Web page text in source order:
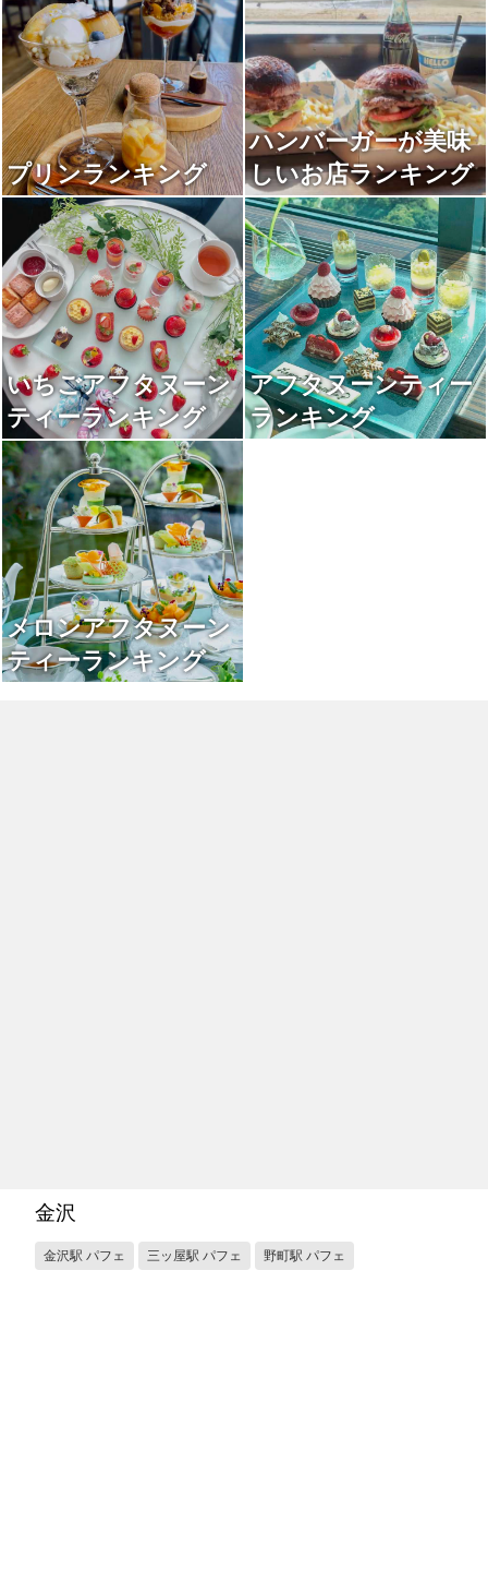
プリンランキング
ハンバーガーが美味
しいお店ランキング
いちごアフタヌーン
ティーランキング
アフタヌーンティー
ランキング
メロンアフタヌーン
ティーランキング
金沢
金沢駅 パフェ 三ッ屋駅 パフェ 野町駅 パフェ